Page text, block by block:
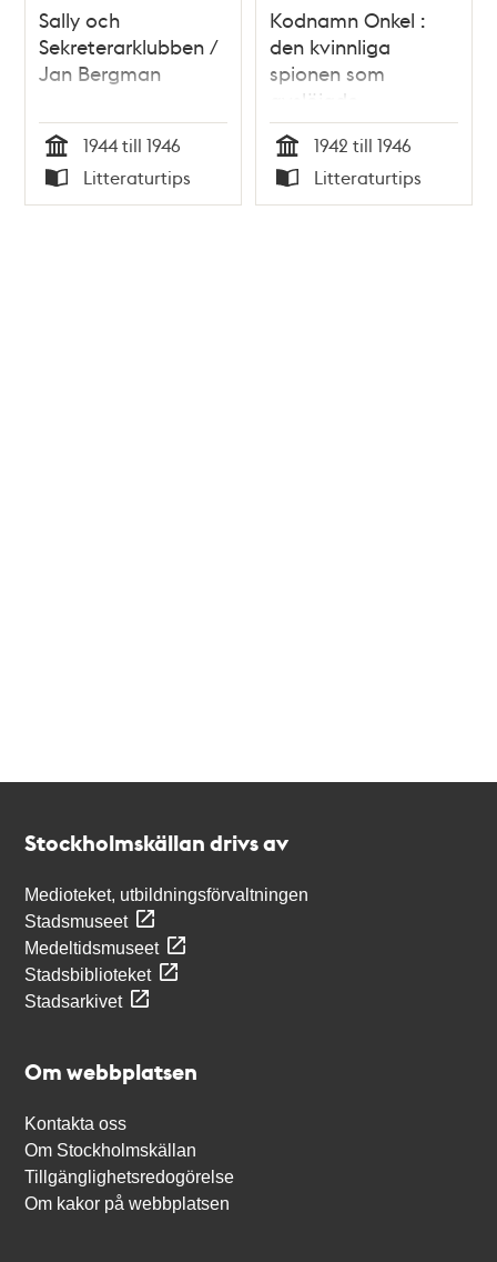
Sally och
Sekreterarklubben /
Jan Bergman
Tid
1944 till 1946
Typ
Litteraturtips
Kodnamn Onkel :
den kvinnliga
spionen som
avslöjade
nazisterna i Sverige
/ Erika Schwarze
Tid
1942 till 1946
Typ
Litteraturtips
Stockholmskällan drivs av
Medioteket, utbildningsförvaltningen
Stadsmuseet
Medeltidsmuseet
Stadsbiblioteket
Stadsarkivet
Om webbplatsen
Kontakta oss
Om Stockholmskällan
Tillgänglighetsredogörelse
Om kakor på webbplatsen